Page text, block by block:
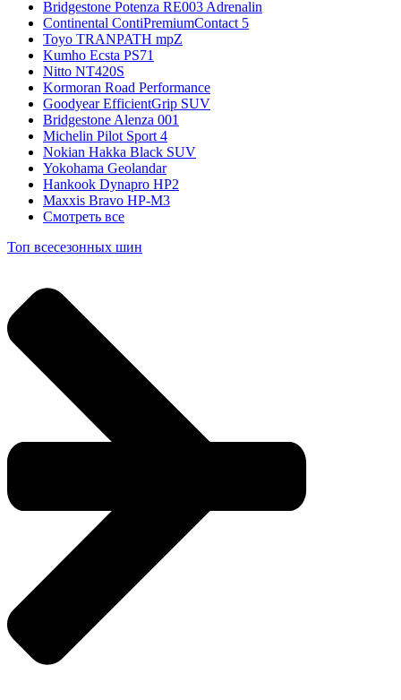
Bridgestone Potenza RE003 Adrenalin
Continental ContiPremiumContact 5
Toyo TRANPATH mpZ
Kumho Ecsta PS71
Nitto NT420S
Kormoran Road Performance
Goodyear EfficientGrip SUV
Bridgestone Alenza 001
Michelin Pilot Sport 4
Nokian Hakka Black SUV
Yokohama Geolandar
Hankook Dynapro HP2
Maxxis Bravo HP-M3
Смотреть все
Топ всесезонных шин